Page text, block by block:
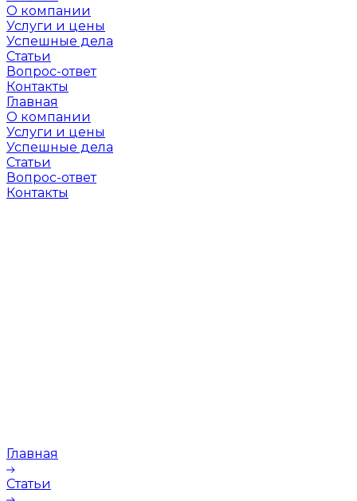
О компании
Услуги и цены
Успешные дела
Статьи
Вопрос-ответ
Контакты
Главная
О компании
Услуги и цены
Успешные дела
Статьи
Вопрос-ответ
Контакты
Главная
Статьи